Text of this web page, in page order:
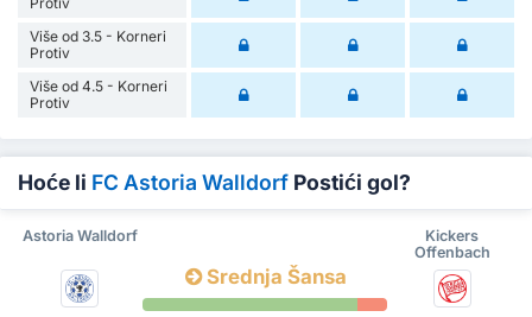
Više od 3.5 - Korneri
Protiv
Više od 4.5 - Korneri
Protiv
Hoće li FC Astoria Walldorf Postići gol?
Astoria Walldorf
Kickers
Offenbach
Srednja Šansa